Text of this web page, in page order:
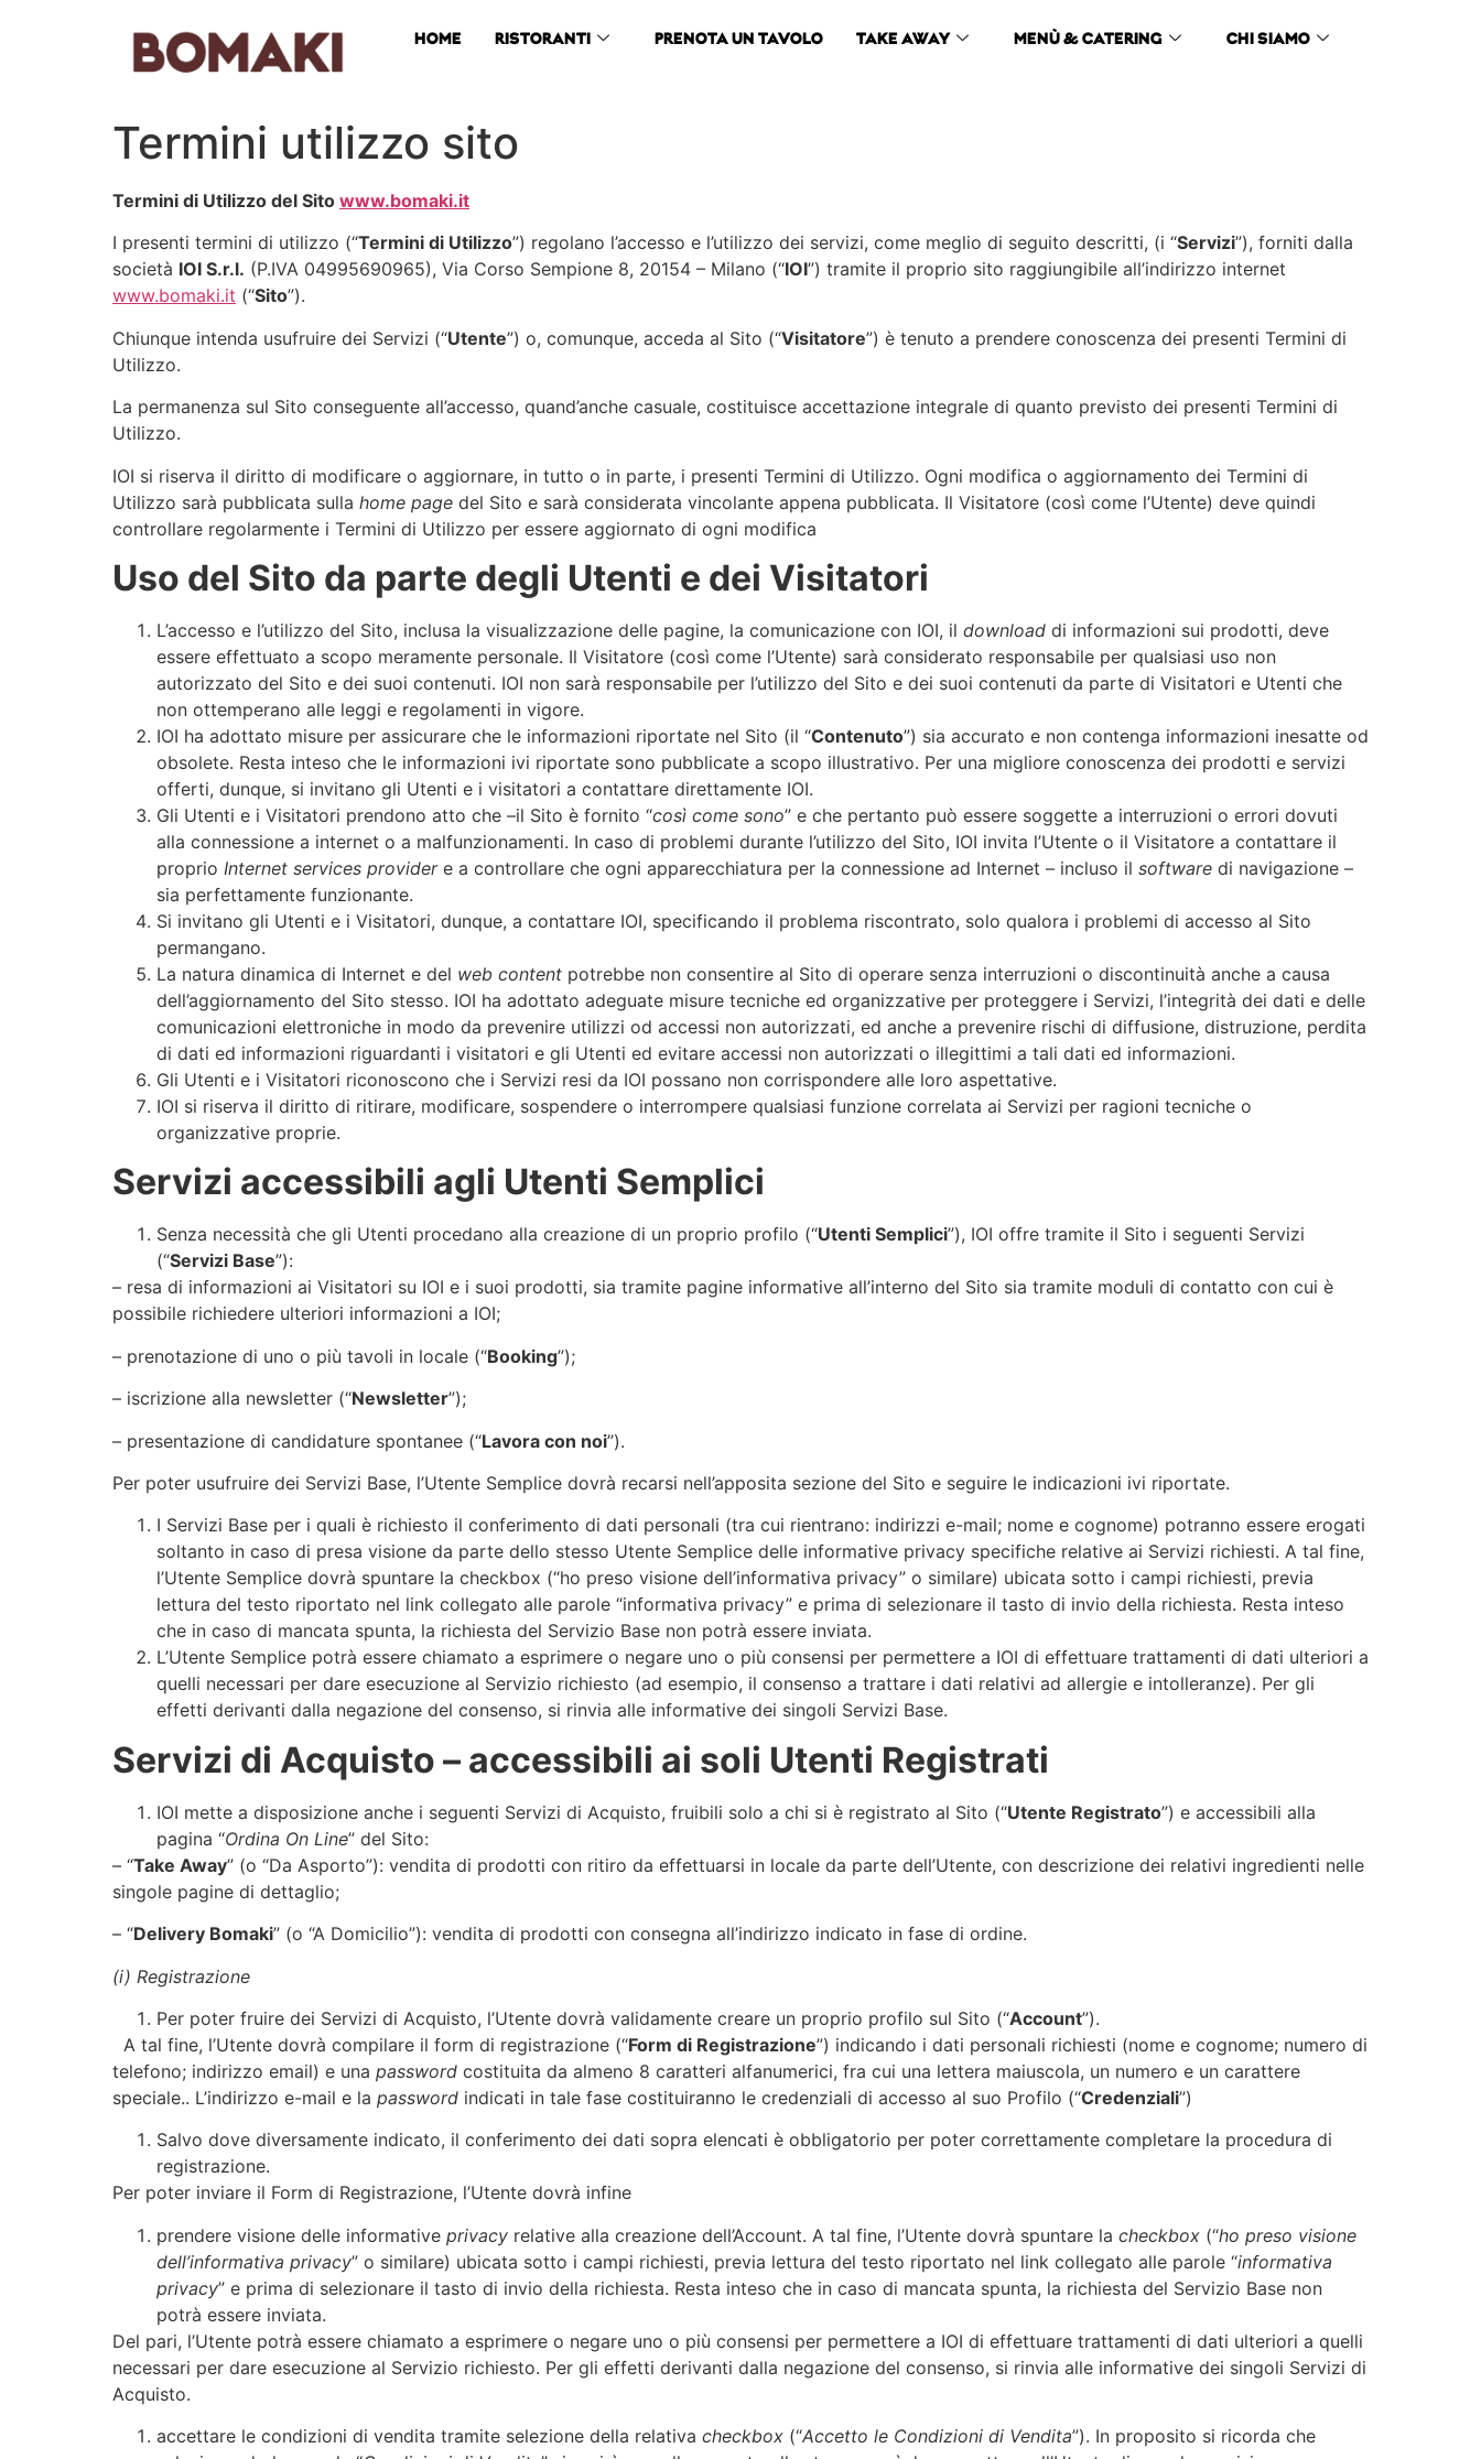
HOME RISTORANTI PRENOTA UN TAVOLO TAKE AWAY MENÙ & CATERING CHI SIAMO
Termini utilizzo sito
Termini di Utilizzo del Sito www.bomaki.it
I presenti termini di utilizzo (“Termini di Utilizzo”) regolano l’accesso e l’utilizzo dei servizi, come meglio di seguito descritti, (i “Servizi”), forniti dalla
società IOI S.r.l. (P.IVA 04995690965), Via Corso Sempione 8, 20154 – Milano (“IOI”) tramite il proprio sito raggiungibile all’indirizzo internet
www.bomaki.it (“Sito”).
Chiunque intenda usufruire dei Servizi (“Utente”) o, comunque, acceda al Sito (“Visitatore”) è tenuto a prendere conoscenza dei presenti Termini di
Utilizzo.
La permanenza sul Sito conseguente all’accesso, quand’anche casuale, costituisce accettazione integrale di quanto previsto dei presenti Termini di
Utilizzo.
IOI si riserva il diritto di modificare o aggiornare, in tutto o in parte, i presenti Termini di Utilizzo. Ogni modifica o aggiornamento dei Termini di
Utilizzo sarà pubblicata sulla home page del Sito e sarà considerata vincolante appena pubblicata. Il Visitatore (così come l’Utente) deve quindi
controllare regolarmente i Termini di Utilizzo per essere aggiornato di ogni modifica
Uso del Sito da parte degli Utenti e dei Visitatori
L’accesso e l’utilizzo del Sito, inclusa la visualizzazione delle pagine, la comunicazione con IOI, il download di informazioni sui prodotti, deve
essere effettuato a scopo meramente personale. Il Visitatore (così come l’Utente) sarà considerato responsabile per qualsiasi uso non
autorizzato del Sito e dei suoi contenuti. IOI non sarà responsabile per l’utilizzo del Sito e dei suoi contenuti da parte di Visitatori e Utenti che
non ottemperano alle leggi e regolamenti in vigore.
IOI ha adottato misure per assicurare che le informazioni riportate nel Sito (il “Contenuto”) sia accurato e non contenga informazioni inesatte od
obsolete. Resta inteso che le informazioni ivi riportate sono pubblicate a scopo illustrativo. Per una migliore conoscenza dei prodotti e servizi
offerti, dunque, si invitano gli Utenti e i visitatori a contattare direttamente IOI.
Gli Utenti e i Visitatori prendono atto che –il Sito è fornito “così come sono” e che pertanto può essere soggette a interruzioni o errori dovuti
alla connessione a internet o a malfunzionamenti. In caso di problemi durante l’utilizzo del Sito, IOI invita l’Utente o il Visitatore a contattare il
proprio Internet services provider e a controllare che ogni apparecchiatura per la connessione ad Internet – incluso il software di navigazione –
sia perfettamente funzionante.
Si invitano gli Utenti e i Visitatori, dunque, a contattare IOI, specificando il problema riscontrato, solo qualora i problemi di accesso al Sito
permangano.
La natura dinamica di Internet e del web content potrebbe non consentire al Sito di operare senza interruzioni o discontinuità anche a causa
dell’aggiornamento del Sito stesso. IOI ha adottato adeguate misure tecniche ed organizzative per proteggere i Servizi, l’integrità dei dati e delle
comunicazioni elettroniche in modo da prevenire utilizzi od accessi non autorizzati, ed anche a prevenire rischi di diffusione, distruzione, perdita
di dati ed informazioni riguardanti i visitatori e gli Utenti ed evitare accessi non autorizzati o illegittimi a tali dati ed informazioni.
Gli Utenti e i Visitatori riconoscono che i Servizi resi da IOI possano non corrispondere alle loro aspettative.
IOI si riserva il diritto di ritirare, modificare, sospendere o interrompere qualsiasi funzione correlata ai Servizi per ragioni tecniche o
organizzative proprie.
Servizi accessibili agli Utenti Semplici
Senza necessità che gli Utenti procedano alla creazione di un proprio profilo (“Utenti Semplici”), IOI offre tramite il Sito i seguenti Servizi
(“Servizi Base”):
– resa di informazioni ai Visitatori su IOI e i suoi prodotti, sia tramite pagine informative all’interno del Sito sia tramite moduli di contatto con cui è
possibile richiedere ulteriori informazioni a IOI;
– prenotazione di uno o più tavoli in locale (“Booking”);
– iscrizione alla newsletter (“Newsletter”);
– presentazione di candidature spontanee (“Lavora con noi”).
Per poter usufruire dei Servizi Base, l’Utente Semplice dovrà recarsi nell’apposita sezione del Sito e seguire le indicazioni ivi riportate.
I Servizi Base per i quali è richiesto il conferimento di dati personali (tra cui rientrano: indirizzi e-mail; nome e cognome) potranno essere erogati
soltanto in caso di presa visione da parte dello stesso Utente Semplice delle informative privacy specifiche relative ai Servizi richiesti. A tal fine,
l’Utente Semplice dovrà spuntare la checkbox (“ho preso visione dell’informativa privacy” o similare) ubicata sotto i campi richiesti, previa
lettura del testo riportato nel link collegato alle parole “informativa privacy” e prima di selezionare il tasto di invio della richiesta. Resta inteso
che in caso di mancata spunta, la richiesta del Servizio Base non potrà essere inviata.
L’Utente Semplice potrà essere chiamato a esprimere o negare uno o più consensi per permettere a IOI di effettuare trattamenti di dati ulteriori a
quelli necessari per dare esecuzione al Servizio richiesto (ad esempio, il consenso a trattare i dati relativi ad allergie e intolleranze). Per gli
effetti derivanti dalla negazione del consenso, si rinvia alle informative dei singoli Servizi Base.
Servizi di Acquisto – accessibili ai soli Utenti Registrati
IOI mette a disposizione anche i seguenti Servizi di Acquisto, fruibili solo a chi si è registrato al Sito (“Utente Registrato”) e accessibili alla
pagina “Ordina On Line” del Sito:
– “Take Away” (o “Da Asporto”): vendita di prodotti con ritiro da effettuarsi in locale da parte dell’Utente, con descrizione dei relativi ingredienti nelle
singole pagine di dettaglio;
– “Delivery Bomaki” (o “A Domicilio”): vendita di prodotti con consegna all’indirizzo indicato in fase di ordine.
(i) Registrazione
Per poter fruire dei Servizi di Acquisto, l’Utente dovrà validamente creare un proprio profilo sul Sito (“Account”).
A tal fine, l’Utente dovrà compilare il form di registrazione (“Form di Registrazione”) indicando i dati personali richiesti (nome e cognome; numero di
telefono; indirizzo email) e una password costituita da almeno 8 caratteri alfanumerici, fra cui una lettera maiuscola, un numero e un carattere
speciale.. L’indirizzo e-mail e la password indicati in tale fase costituiranno le credenziali di accesso al suo Profilo (“Credenziali”)
Salvo dove diversamente indicato, il conferimento dei dati sopra elencati è obbligatorio per poter correttamente completare la procedura di
registrazione.
Per poter inviare il Form di Registrazione, l’Utente dovrà infine
prendere visione delle informative privacy relative alla creazione dell’Account. A tal fine, l’Utente dovrà spuntare la checkbox (“ho preso visione
dell’informativa privacy” o similare) ubicata sotto i campi richiesti, previa lettura del testo riportato nel link collegato alle parole “informativa
privacy” e prima di selezionare il tasto di invio della richiesta. Resta inteso che in caso di mancata spunta, la richiesta del Servizio Base non
potrà essere inviata.
Del pari, l’Utente potrà essere chiamato a esprimere o negare uno o più consensi per permettere a IOI di effettuare trattamenti di dati ulteriori a quelli
necessari per dare esecuzione al Servizio richiesto. Per gli effetti derivanti dalla negazione del consenso, si rinvia alle informative dei singoli Servizi di
Acquisto.
accettare le condizioni di vendita tramite selezione della relativa checkbox (“Accetto le Condizioni di Vendita”). In proposito si ricorda che